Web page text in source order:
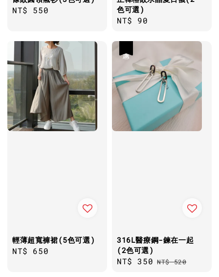
Regular
NT$ 550
色可選)
Regular
NT$ 90
輕薄超寬褲裙(5色可選)
Regular
NT$ 650
316L醫療鋼-鍊在一起
(2色可選)
Sale
NT$ 350 Regular
NT$ 520